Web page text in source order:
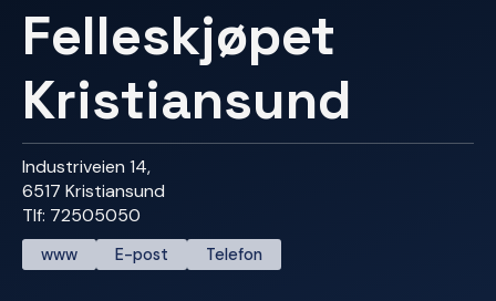
Felleskjøpet
Kristiansund
Industriveien 14,
6517 Kristiansund
Tlf: 72505050
www E-post Telefon